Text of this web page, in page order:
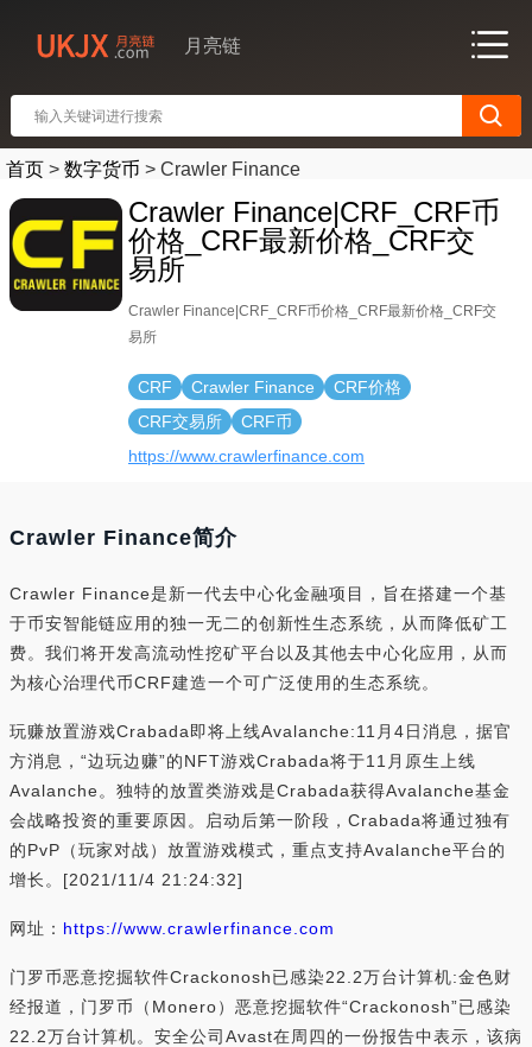
月亮链
首页 > 数字货币 > Crawler Finance
Crawler Finance|CRF_CRF币
价格_CRF最新价格_CRF交
易所
Crawler Finance|CRF_CRF币价格_CRF最新价格_CRF交
易所
CRF Crawler Finance
CRF价格
CRF交易所
CRF币
https://www.crawlerfinance.com
Crawler Finance简介
Crawler Finance是新一代去中心化金融项目，旨在搭建一个基
于币安智能链应用的独一无二的创新性生态系统，从而降低矿工
费。我们将开发高流动性挖矿平台以及其他去中心化应用，从而
为核心治理代币CRF建造一个可广泛使用的生态系统。
玩赚放置游戏Crabada即将上线Avalanche:11月4日消息，据官
方消息，“边玩边赚”的NFT游戏Crabada将于11月原生上线
Avalanche。独特的放置类游戏是Crabada获得Avalanche基金
会战略投资的重要原因。启动后第一阶段，Crabada将通过独有
的PvP（玩家对战）放置游戏模式，重点支持Avalanche平台的
增长。[2021/11/4 21:24:32]
网址： https://www.crawlerfinance.com
门罗币恶意挖掘软件Crackonosh已感染22.2万台计算机:金色财
经报道，门罗币（Monero）恶意挖掘软件“Crackonosh”已感染
22.2万台计算机。安全公司Avast在周四的一份报告中表示，该病